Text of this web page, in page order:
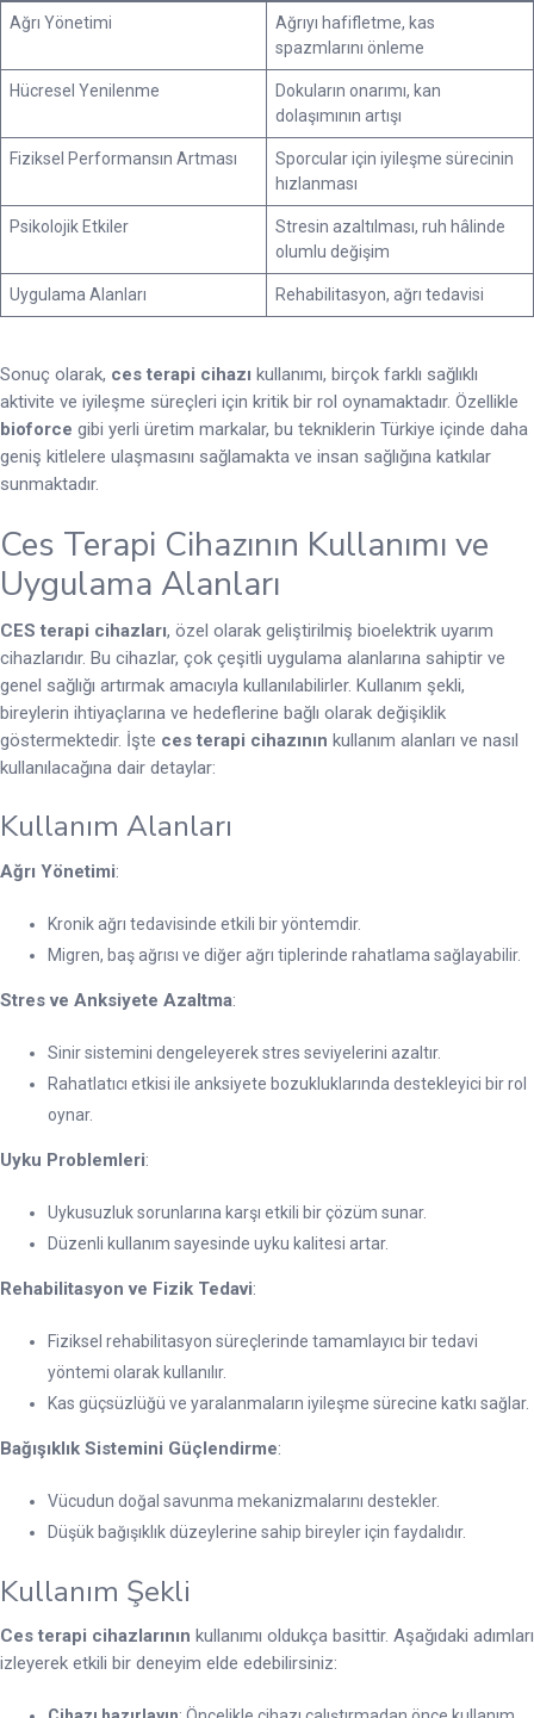
Ağrı Yönetimi
Ağrıyı hafifletme, kas
spazmlarını önleme
Hücresel Yenilenme
Dokuların onarımı, kan
dolaşımının artışı
Fiziksel Performansın Artması
Sporcular için iyileşme sürecinin
hızlanması
Psikolojik Etkiler
Stresin azaltılması, ruh hâlinde
olumlu değişim
Uygulama Alanları Rehabilitasyon, ağrı tedavisi
Sonuç olarak, ces terapi cihazı kullanımı, birçok farklı sağlıklı
aktivite ve iyileşme süreçleri için kritik bir rol oynamaktadır. Özellikle
bioforce gibi yerli üretim markalar, bu tekniklerin Türkiye içinde daha
geniş kitlelere ulaşmasını sağlamakta ve insan sağlığına katkılar
sunmaktadır.
Ces Terapi Cihazının Kullanımı ve
Uygulama Alanları
CES terapi cihazları, özel olarak geliştirilmiş bioelektrik uyarım
cihazlarıdır. Bu cihazlar, çok çeşitli uygulama alanlarına sahiptir ve
genel sağlığı artırmak amacıyla kullanılabilirler. Kullanım şekli,
bireylerin ihtiyaçlarına ve hedeflerine bağlı olarak değişiklik
göstermektedir. İşte ces terapi cihazının kullanım alanları ve nasıl
kullanılacağına dair detaylar:
Kullanım Alanları
Ağrı Yönetimi:
Kronik ağrı tedavisinde etkili bir yöntemdir.
Migren, baş ağrısı ve diğer ağrı tiplerinde rahatlama sağlayabilir.
Stres ve Anksiyete Azaltma:
Sinir sistemini dengeleyerek stres seviyelerini azaltır.
Rahatlatıcı etkisi ile anksiyete bozukluklarında destekleyici bir rol
oynar.
Uyku Problemleri:
Uykusuzluk sorunlarına karşı etkili bir çözüm sunar.
Düzenli kullanım sayesinde uyku kalitesi artar.
Rehabilitasyon ve Fizik Tedavi:
Fiziksel rehabilitasyon süreçlerinde tamamlayıcı bir tedavi
yöntemi olarak kullanılır.
Kas güçsüzlüğü ve yaralanmaların iyileşme sürecine katkı sağlar.
Bağışıklık Sistemini Güçlendirme:
Vücudun doğal savunma mekanizmalarını destekler.
Düşük bağışıklık düzeylerine sahip bireyler için faydalıdır.
Kullanım Şekli
Ces terapi cihazlarının kullanımı oldukça basittir. Aşağıdaki adımları
izleyerek etkili bir deneyim elde edebilirsiniz: